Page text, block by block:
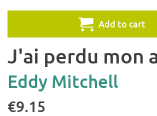
Add to cart
J'ai perdu mon
Eddy Mitchell
€9.15